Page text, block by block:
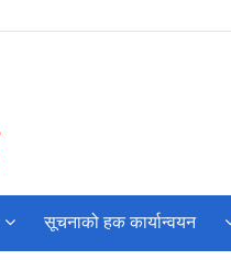
सूचनाको हक कार्यान्वयन